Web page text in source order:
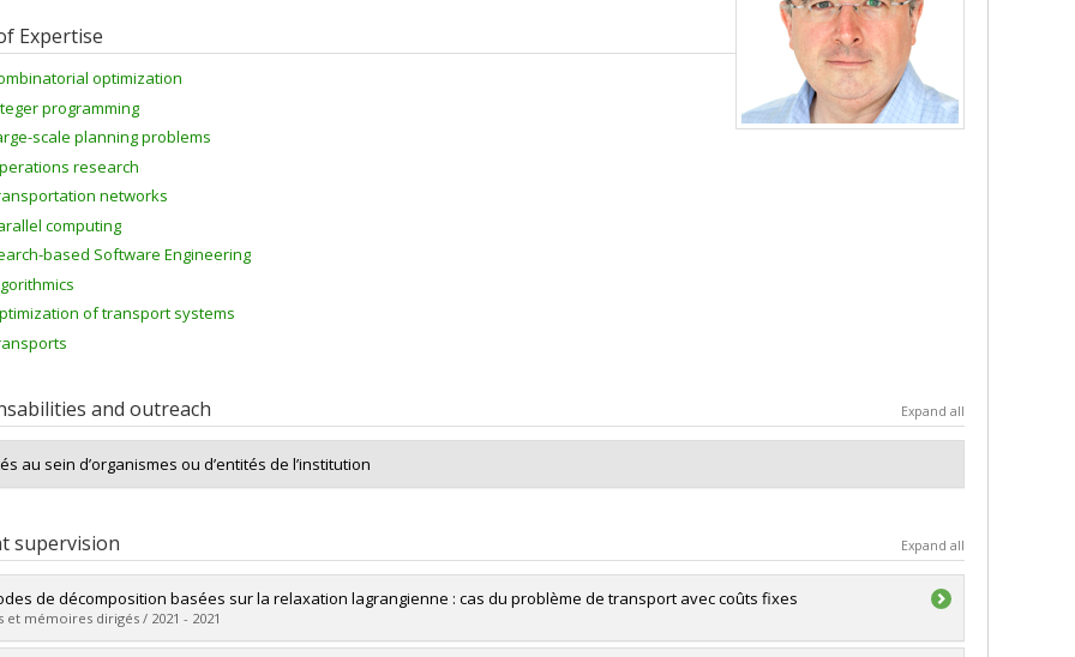
Expertise
optimization
programming
scale planning problems
research
networks
computing
based Software Engineering
of transport systems
and outreach Expand all
au sein d’organismes ou d’entités de l’institution
supervision Expand all
de décomposition basées sur la relaxation lagrangienne : cas du problème de transport avec coûts fixes
et mémoires dirigés / 2021 - 2021